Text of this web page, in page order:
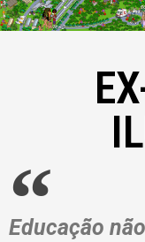
Educação